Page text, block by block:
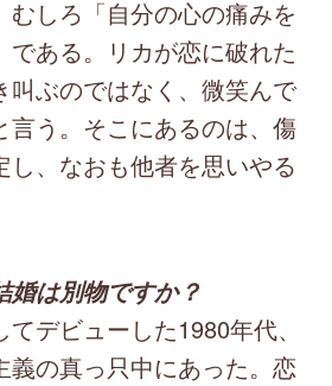
むしろ「自分の心の痛みを
である。リカが恋に破れた
叫ぶのではなく、微笑んで
言う。そこにあるのは、傷
し、なおも他者を思いやる
婚は別物ですか？
デビューした1980年代、
義の真っ只中にあった。恋